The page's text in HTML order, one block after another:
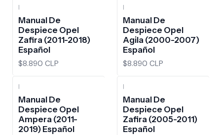
|
Manual De
Despiece Opel
Zafira (2011-2018)
Español
$8.890 CLP
|
Manual De
Despiece Opel
Agila (2000-2007)
Español
$8.890 CLP
|
Manual De
Despiece Opel
Ampera (2011-
2019) Español
|
Manual De
Despiece Opel
Zafira (2005-2011)
Español